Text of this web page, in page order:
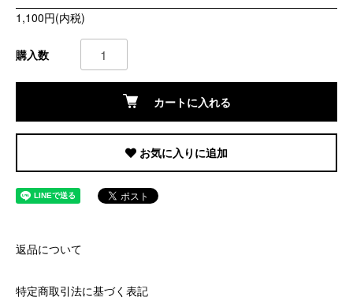
1,100円(内税)
購入数
カートに入れる
お気に入りに追加
返品について
特定商取引法に基づく表記